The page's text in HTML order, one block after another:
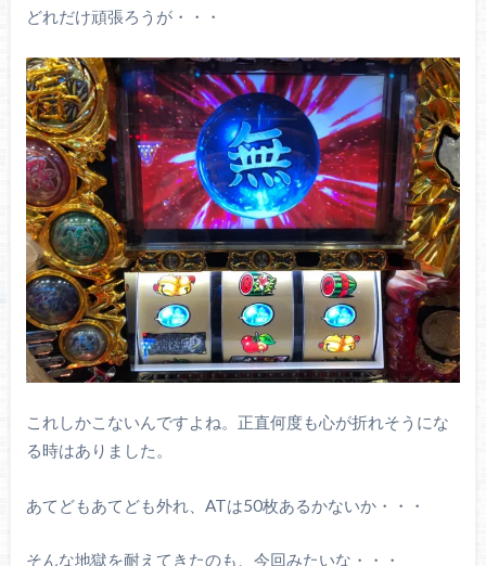
どれだけ頑張ろうが・・・
これしかこないんですよね。正直何度も心が折れそうにな
る時はありました。
あてどもあてども外れ、ATは50枚あるかないか・・・
そんな地獄を耐えてきたのも、今回みたいな・・・